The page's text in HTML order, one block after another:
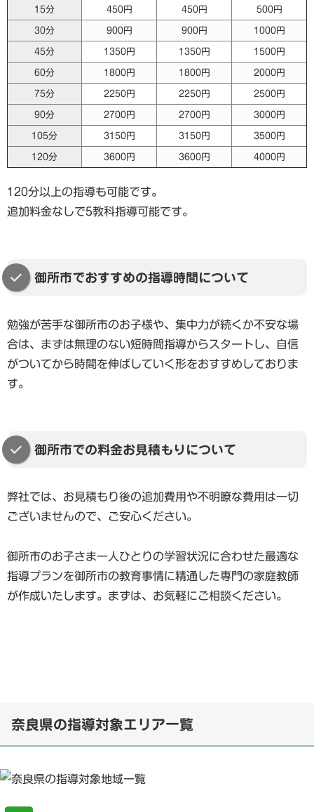
15分 450円 450円 500円
30分 900円 900円 1000円
45分 1350円 1350円 1500円
60分 1800円 1800円 2000円
75分 2250円 2250円 2500円
90分 2700円 2700円 3000円
105分 3150円 3150円 3500円
120分 3600円 3600円 4000円
120分以上の指導も可能です。
追加料金なしで5教科指導可能です。
御所市でおすすめの指導時間について
勉強が苦手な御所市のお子様や、集中力が続くか不安な場
合は、まずは無理のない短時間指導からスタートし、自信
がついてから時間を伸ばしていく形をおすすめしておりま
す。
御所市での料金お見積もりについて
弊社では、お見積もり後の追加費用や不明瞭な費用は一切
ございませんので、ご安心ください。
御所市のお子さま一人ひとりの学習状況に合わせた最適な
指導プランを御所市の教育事情に精通した専門の家庭教師
が作成いたします。まずは、お気軽にご相談ください。
奈良県の指導対象エリア一覧